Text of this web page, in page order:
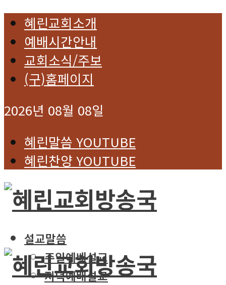
혜린교회소개
예배시간안내
교회소식/주보
(구)홈페이지
2026년 08월 08일
혜린말씀 YOUTUBE
혜린찬양 YOUTUBE
설교말씀
주일예배설교
저녁예배설교